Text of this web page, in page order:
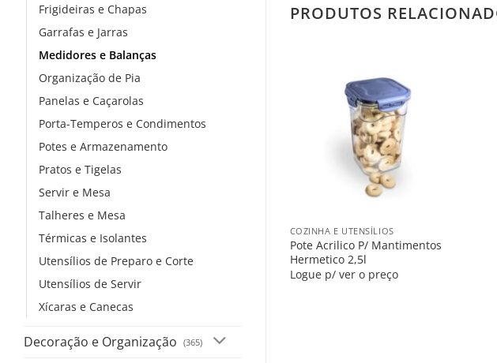
Frigideiras e Chapas
Garrafas e Jarras
Medidores e Balanças
Organização de Pia
Panelas e Caçarolas
Porta-Temperos e Condimentos
Potes e Armazenamento
Pratos e Tigelas
Servir e Mesa
Talheres e Mesa
Térmicas e Isolantes
Utensílios de Preparo e Corte
Utensílios de Servir
Xícaras e Canecas
Decoração e Organização (365)
PRODUTOS
COZINHA E UTENSÍLIOS
Pote Acrilico P/ Mantimentos
Hermetico 2,5l
Logue p/ ver o preço